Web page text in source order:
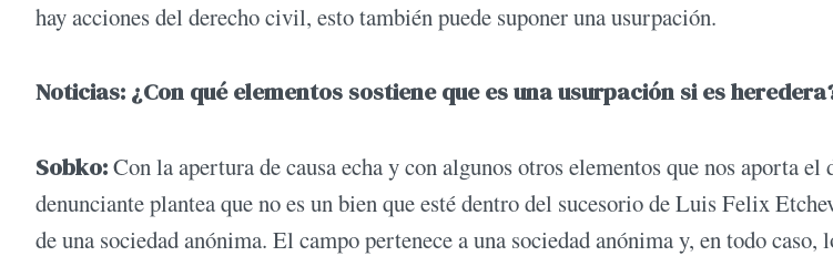
hay acciones del derecho civil, esto también puede suponer una usurpación.
Noticias: ¿Con qué elementos sostiene que es una usurpación si es
Sobko:Con la apertura de causa echa y con algunos otros elementos que nos aporta el
denunciante plantea que no es un bien que esté dentro del sucesorio de Luis Felix
de una sociedad anónima. El campo pertenece a una sociedad anónima y, en todo caso,